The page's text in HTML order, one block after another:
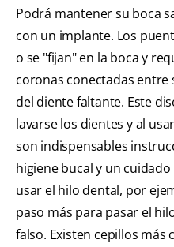
Podrá mantener su boca
con un implante. Los
o se "fijan" en la boca y
coronas conectadas entre
del diente faltante. Este
lavarse los dientes y al
son indispensables
higiene bucal y un
usar el hilo dental, por
paso más para pasar el
falso. Existen cepillos